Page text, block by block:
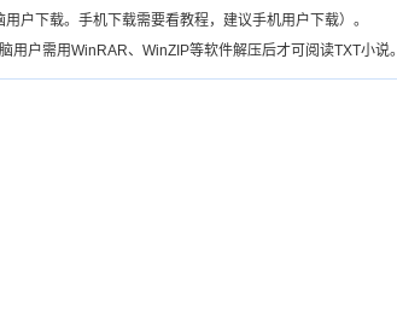
户下载。手机下载需要看教程，建议手机用户下载）。
用户需用WinRAR、WinZIP等软件解压后才可阅读TXT小说。